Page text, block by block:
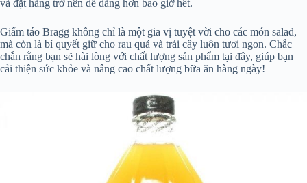
và đặt hàng trở nên dễ dàng hơn bao giờ hết.
Giấm táo Bragg không chỉ là một gia vị tuyệt vời cho các món salad,
mà còn là bí quyết giữ cho rau quả và trái cây luôn tươi ngon. Chắc
chắn rằng bạn sẽ hài lòng với chất lượng sản phẩm tại đây, giúp bạn
cải thiện sức khỏe và nâng cao chất lượng bữa ăn hàng ngày!